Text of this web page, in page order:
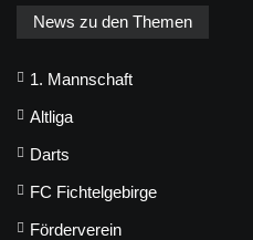
News zu den Themen
1. Mannschaft
Altliga
Darts
FC Fichtelgebirge
Förderverein